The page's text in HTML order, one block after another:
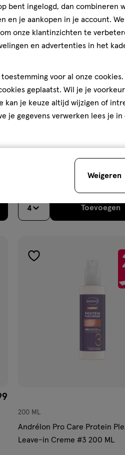
met één, Bijna uitverkocht!Er
aan
verlanglijst
200 ML
Andrélon Intense Repair
4 Toevoegen
toevoegen
200 ML
Andrélon Pro Care Protein
Leave-in Creme #3 200 ML
bent ingelogd, dan combineren
en je aankopen in je account.
onze klantinzichten te
en advertenties in het
voor al onze cookies.
geplaatst. Wil je je
kan je keuze altijd wijzigen of
je gegevens verwerken lees je in
Weigeren